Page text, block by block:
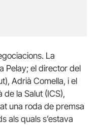
La
Pelay; el director del
Adrià Comella, i el
la Salut (ICS),
una roda de premsa
als quals s’estava